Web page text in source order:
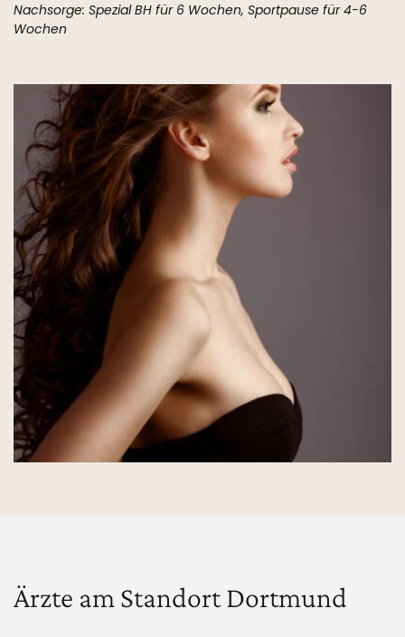
Nachsorge: Spezial BH für 6 Wochen, Sportpause für 4-6
Wochen
Ärzte am Standort Dortmund